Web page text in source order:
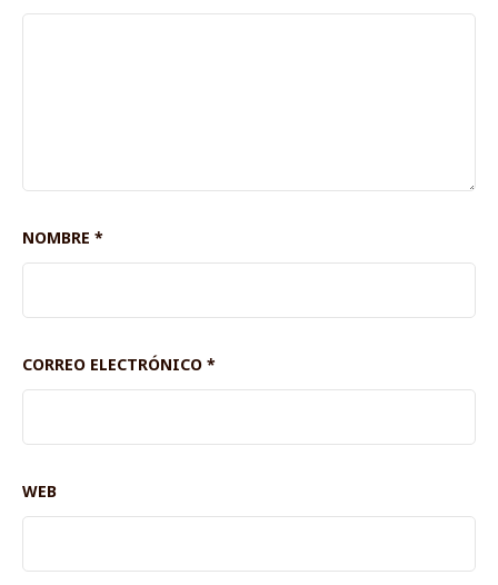
NOMBRE *
CORREO ELECTRÓNICO *
WEB